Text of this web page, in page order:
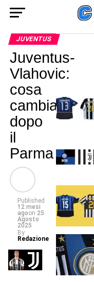
JUVENTUS
Juventus-
Vlahovic:
cosa
cambia
dopo
il
Parma
Published
12 mesi
agoon 25
Agosto
2025
By
Redazione